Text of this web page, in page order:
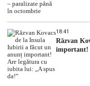
18:41
Răzvan
important!